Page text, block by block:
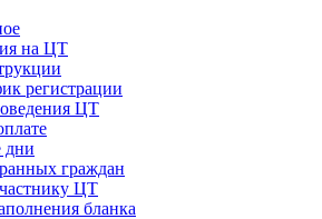
на ЦТ
регистрации
ЦТ
дни
граждан
ЦТ
бланка